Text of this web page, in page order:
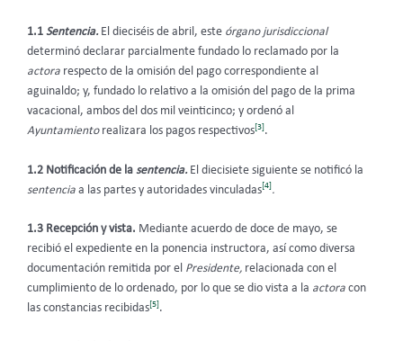
1.1 Sentencia. El dieciséis de abril, este órgano jurisdiccional
determinó declarar parcialmente fundado lo reclamado por la
actora respecto de la omisión del pago correspondiente al
aguinaldo; y, fundado lo relativo a la omisión del pago de la prima
vacacional, ambos del dos mil veinticinco; y ordenó al
Ayuntamientorealizara los pagos respectivos[3].
1.2 Notificación de la sentencia. El diecisiete siguiente se notificó la
sentencia a las partes y autoridades vinculadas [4] .
1.3 Recepción y vista. Mediante acuerdo de doce de mayo, se
recibió el expediente en la ponencia instructora, así como diversa
documentación remitida por el Presidente, relacionada con el
cumplimiento de lo ordenado, por lo que se dio vista a la actora con
las constancias recibidas[5].